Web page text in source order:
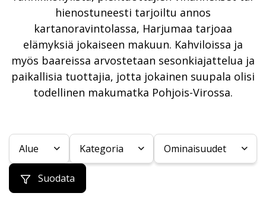
hienostuneesti tarjoiltu annos
kartanoravintolassa, Harjumaa tarjoaa
elämyksiä jokaiseen makuun. Kahviloissa ja
myös baareissa arvostetaan sesonkiajattelua ja
paikallisia tuottajia, jotta jokainen suupala olisi
todellinen makumatka Pohjois-Virossa.
Alue Kategoria Ominaisuudet
Suodata